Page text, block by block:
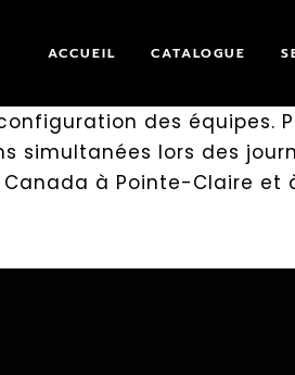
ACCUEIL CATALOGUE
des équipes.
simultanées lors des
à Pointe-Claire et